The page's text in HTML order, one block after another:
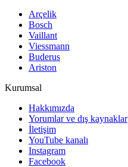
Arçelik
Bosch
Vaillant
Viessmann
Buderus
Ariston
Kurumsal
Hakkımızda
Yorumlar ve dış kaynaklar
İletişim
YouTube kanalı
Instagram
Facebook